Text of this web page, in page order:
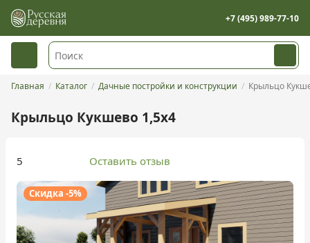
+7 (495) 989-77-10
Главная Каталог Дачные постройки и конструкции Крыльцо
Крыльцо Кукшево 1,5х4
Скидка -5%
5 Оставить отзыв